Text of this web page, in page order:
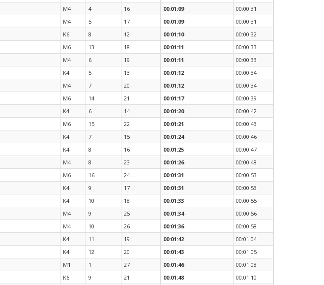
M4 4 16 00:01:09
00:00:31
M4 5 17 00:01:09
00:00:31
K6 8 12 00:01:10
00:00:32
M6 13 18 00:01:11
00:00:33
M4 6 19 00:01:11
00:00:33
K4 5 13 00:01:12
00:00:34
M4 7 20 00:01:12
00:00:34
M6 14 21 00:01:17
00:00:39
K4 6 14 00:01:20
00:00:42
M6 15 22 00:01:21
00:00:43
K4 7 15 00:01:24
00:00:46
K4 8 16 00:01:25
00:00:47
M4 8 23 00:01:26
00:00:48
M6 16 24 00:01:31
00:00:53
K4 9 17 00:01:31
00:00:53
K4 10 18 00:01:33
00:00:55
M4 9 25 00:01:34
00:00:56
M4 10 26 00:01:36
00:00:58
K4 11 19 00:01:42
00:01:04
K4 12 20 00:01:43
00:01:05
M1 1 27 00:01:46
00:01:08
K6 9 21 00:01:48
00:01:10